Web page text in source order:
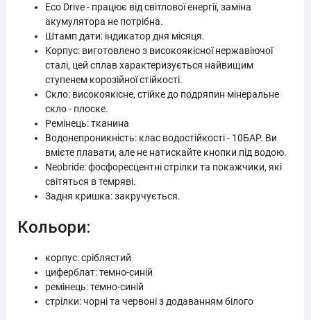
Eco Drive - працює від світлової енергії, заміна
акумулятора не потрібна.
Штамп дати: індикатор дня місяця.
Корпус: виготовлено з високоякісної нержавіючої
сталі, цей сплав характеризується найвищим
ступенем корозійної стійкості.
Скло: високоякісне, стійке до подряпин мінеральне
скло - плоске.
Ремінець: тканина
Водонепроникність: клас водостійкості - 10БАР. Ви
вмієте плавати, але не натискайте кнопки під водою.
Neobride: фосфоресцентні стрілки та покажчики, які
світяться в темряві.
Задня кришка: закручується.
Кольори:
корпус: сріблястий
циферблат: темно-синій
ремінець: темно-синій
стрілки: чорні та червоні з додаванням білого